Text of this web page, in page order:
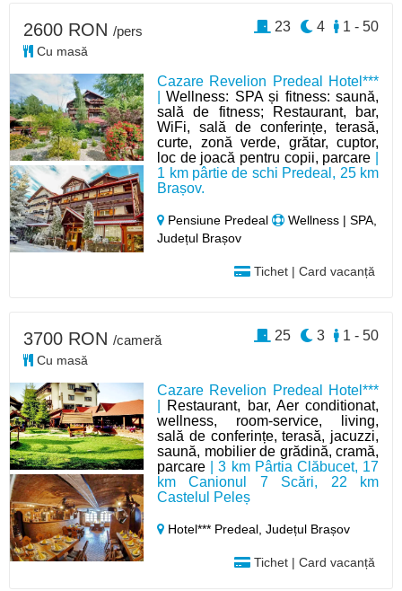
Cazare Revelion Predeal Hotel***
|Wellness: SPA și fitness: saună,
sală de fitness; Restaurant, bar,
WiFi, sală de conferințe, terasă,
curte, zonă verde, grătar, cuptor,
loc de joacă pentru copii, parcare
1 km pârtie de schi Predeal, 25 km
Brașov.
Pensiune Predeal
Wellness | SPA,
Județul Brașov
Tichet | Card vacanță
2600 RON /pers
Cu masă
1 - 50
4
23
Cazare Revelion Predeal Hotel***
Restaurant, bar, Aer conditionat,
wellness, room-service, living,
sală de conferințe, terasă, jacuzzi,
saună, mobilier de grădină, cramă,
parcare | 3 km Pârtia Clăbucet, 17
km Canionul 7 Scări, 22 km
Castelul Peleș
Hotel*** Predeal,Județul Brașov
Tichet | Card vacanță
3700 RON /cameră
Cu masă
1 - 50
3
25